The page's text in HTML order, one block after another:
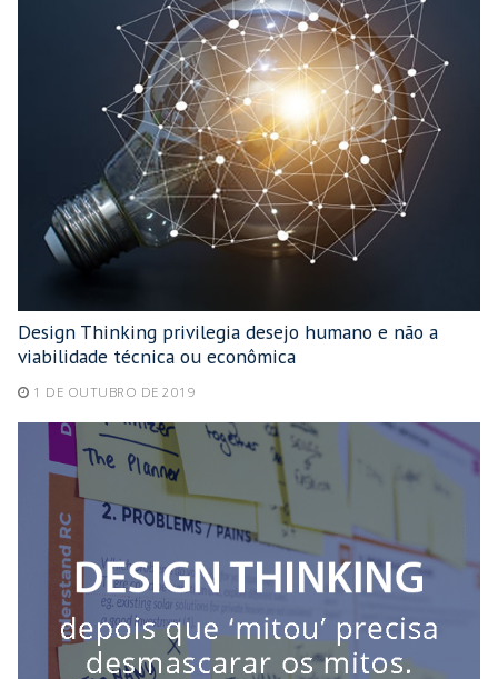
Design Thinking privilegia desejo humano e não a
viabilidade técnica ou econômica
1 DE OUTUBRO DE 2019